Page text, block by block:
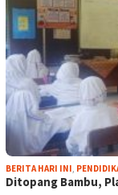
BERITA HARI INI,
Ditopang Bambu,